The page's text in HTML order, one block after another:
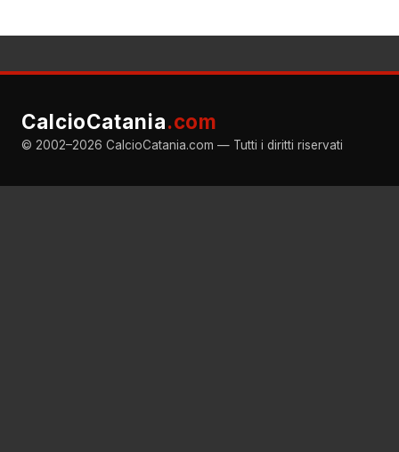
CalcioCatania.com
© 2002–2026 CalcioCatania.com — Tutti i diritti riservati